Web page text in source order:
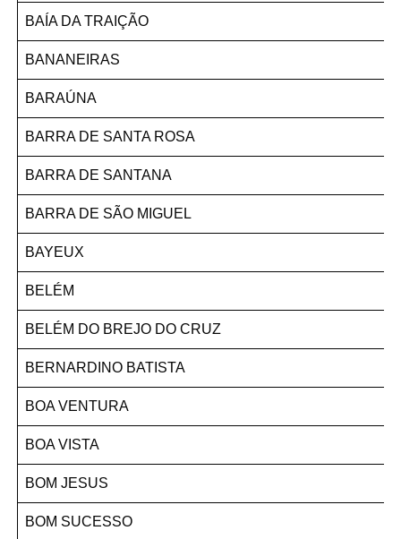
BAÍA DA TRAIÇÃO
BANANEIRAS
BARAÚNA
BARRA DE SANTA ROSA
BARRA DE SANTANA
BARRA DE SÃO MIGUEL
BAYEUX
BELÉM
BELÉM DO BREJO DO CRUZ
BERNARDINO BATISTA
BOA VENTURA
BOA VISTA
BOM JESUS
BOM SUCESSO